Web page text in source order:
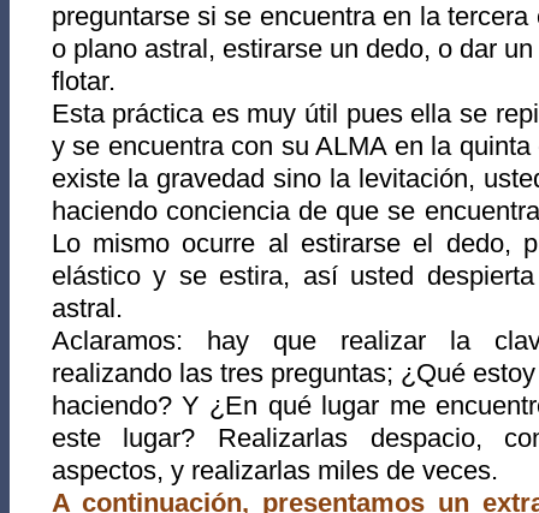
preguntarse si se encuentra en la
o plano astral, estirarse un dedo, o dar
flotar.
Esta práctica es muy útil pues ella se
y se encuentra con su ALMA en la
existe la gravedad sino la levitación,
haciendo conciencia de que se
Lo mismo ocurre al estirarse el dedo,
elástico y se estira, así usted
astral.
Aclaramos: hay que realizar la
realizando las tres preguntas; ¿Qué
haciendo? Y ¿En qué lugar me
este lugar? Realizarlas despacio,
aspectos, y realizarlas miles de veces.
A continuación, presentamos un